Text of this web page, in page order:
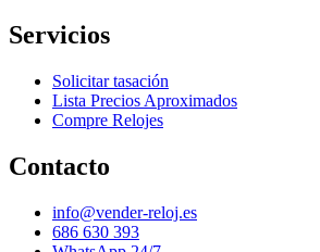
Servicios
Solicitar tasación
Lista Precios Aproximados
Compre Relojes
Contacto
info@vender-reloj.es
686 630 393